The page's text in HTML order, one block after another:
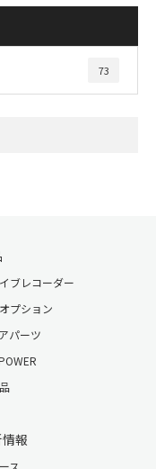
トをカチッと言うま
トが外れないように
のアーム部分としっ
いるシガーソケット
度調整と本体からモ
73
ブレコーダー
プション
パーツ
報
ス